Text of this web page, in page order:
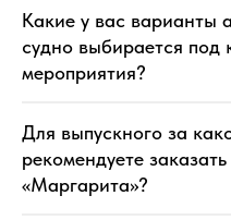
Какие у вас варианты
судно выбирается под
мероприятия?
Для выпускного за
рекомендуете
«Маргарита»?